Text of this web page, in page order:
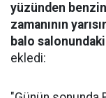
yüzünden
zamanının
balo
ekledi: